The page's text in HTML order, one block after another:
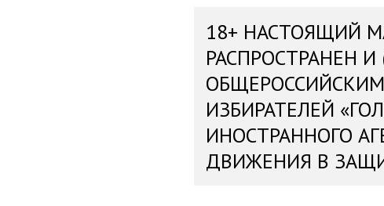
18+ НАСТОЯЩИЙ
РАСПРОСТРАНЕН
ИЗБИРАТЕЛЕЙ
ИНОСТРАННОГО
ДВИЖЕНИЯ В